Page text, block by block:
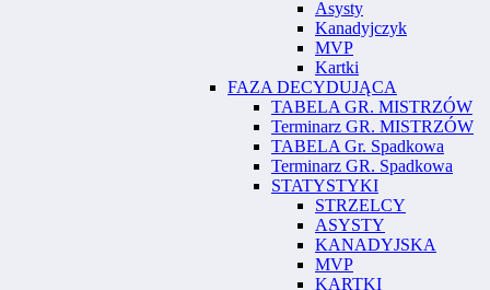
Asysty
Kanadyjczyk
MVP
Kartki
FAZA DECYDUJĄCA
TABELA GR. MISTRZÓW
Terminarz GR. MISTRZÓW
TABELA Gr. Spadkowa
Terminarz GR. Spadkowa
STATYSTYKI
STRZELCY
ASYSTY
KANADYJSKA
MVP
KARTKI